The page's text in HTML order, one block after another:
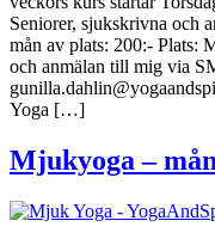
Seniorer, sjukskrivna och
mån av plats: 200:- Plats:
och anmälan till mig via
Yoga […]
Mjukyoga –